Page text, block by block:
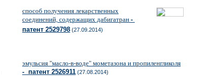
способ получения лекарственных
соединений, содержащих дабигатран -
патент 2529798 (27.09.2014)
эмульсия "масло-в-воде" мометазона и пропиленгликоля
- патент 2526911 (27.08.2014)